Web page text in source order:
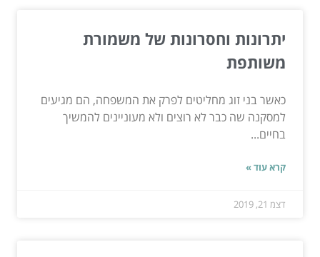
יתרונות וחסרונות של משמורת
משותפת
כאשר בני זוג מחליטים לפרק את המשפחה, הם מגיעים
למסקנה שה כבר לא רוצים ולא מעוניינים להמשיך
בחיים...
קרא עוד »
דצמ 21, 2019